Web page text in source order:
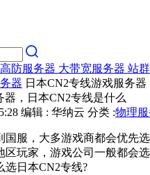
高防服务器 大带宽服务器 站
器 日本CN2专线游戏服务
器，日本CN2专线是什么
编辑 : 华纳云 分类 :物理
，大多游戏商都会优先选
区玩家，游戏公司一般都会
日本CN2专线?